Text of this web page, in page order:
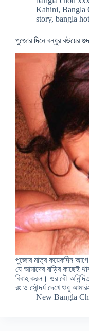
Kahini, Bangla
story, bangla
পুজোর দিনে বন্ধুর বউয়ের গুদ
পুজোর মাত্র কয়েকদিন
যে আমাদের বাড়ির কাছেই
বিবাহ করল। ওর বৌ
রং ও সৌন্দর্য দেখে শুধু
New Bangla